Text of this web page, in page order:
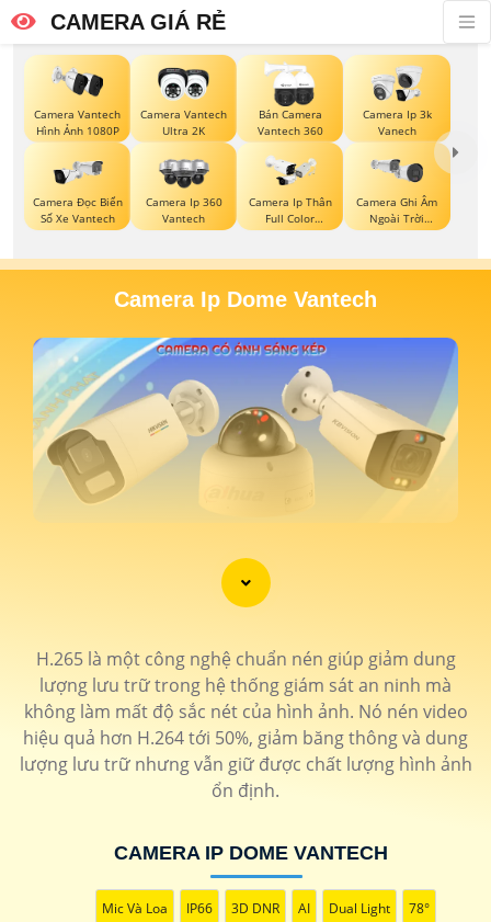
CAMERA GIÁ RẺ
Camera Vantech
Hình Ảnh 1080P
Camera Vantech
Ultra 2K
Bán Camera
Vantech 360
Camera Ip 3k
Vanech
Camera Đọc Biển
Số Xe Vantech
Camera Ip 360
Vantech
Camera Ip Thân
Full Color
Hikvision
Camera Ghi Âm
Ngoài Trời
Vantech
Camera Ip Dome Vantech
'
H.265 là một công nghệ chuẩn nén giúp giảm dung
lượng lưu trữ trong hệ thống giám sát an ninh mà
không làm mất độ sắc nét của hình ảnh. Nó nén video
hiệu quả hơn H.264 tới 50%, giảm băng thông và dung
lượng lưu trữ nhưng vẫn giữ được chất lượng hình ảnh
ổn định.
CAMERA IP DOME VANTECH
Mic Và Loa IP66 3D DNR AI Dual Light 78°